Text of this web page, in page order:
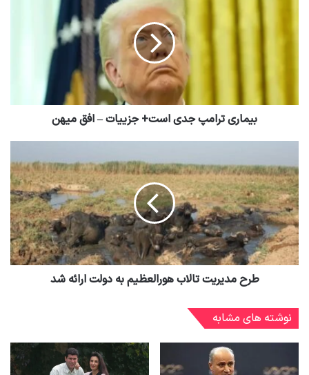
بیماری ترامپ جدی است+ جزییات – افق میهن
طرح مدیریت تالاب هورالعظیم به دولت ارائه شد
نوشته های مشابه